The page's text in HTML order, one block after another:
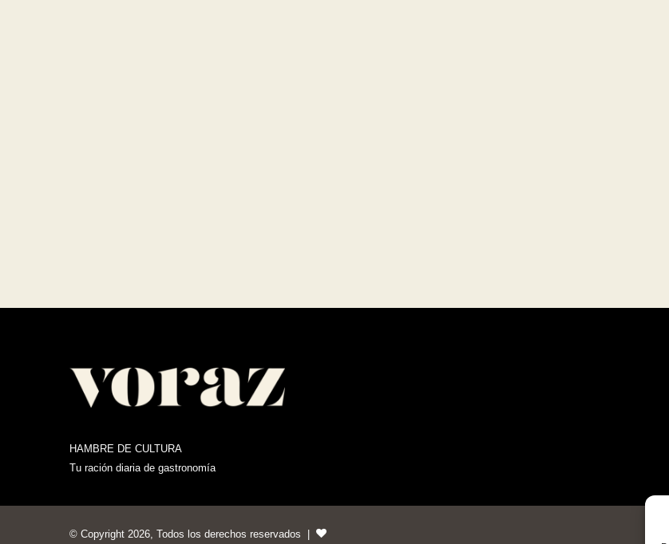
HAMBRE DE CULTURA
Tu ración diaria de gastronomía
© Copyright 2026, Todos los derechos reservados |